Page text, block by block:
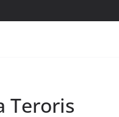
Teroris